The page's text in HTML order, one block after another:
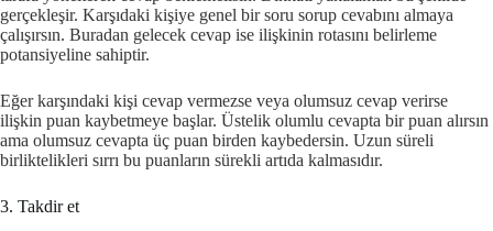
gerçekleşir. Karşıdaki kişiye genel bir soru sorup cevabını almaya
çalışırsın. Buradan gelecek cevap ise ilişkinin rotasını belirleme
potansiyeline sahiptir.
Eğer karşındaki kişi cevap vermezse veya olumsuz cevap verirse
ilişkin puan kaybetmeye başlar. Üstelik olumlu cevapta bir puan alırsın
ama olumsuz cevapta üç puan birden kaybedersin. Uzun süreli
birliktelikleri sırrı bu puanların sürekli artıda kalmasıdır.
3. Takdir et